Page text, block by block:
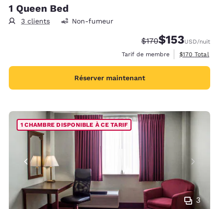
1 Queen Bed
3 clients Non-fumeur
Tarif barré :
$170Tarif réduit :
$153USD/nuit
Tarif de membre
Afficher les
$170 Total
Réserver maintenant
3
1 CHAMBRE DISPONIBLE À CE TARIF